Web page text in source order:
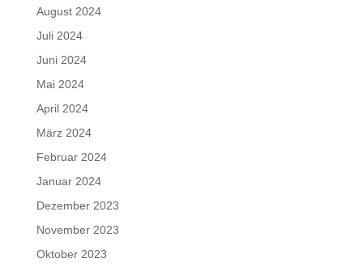
August 2024
Juli 2024
Juni 2024
Mai 2024
April 2024
März 2024
Februar 2024
Januar 2024
Dezember 2023
November 2023
Oktober 2023